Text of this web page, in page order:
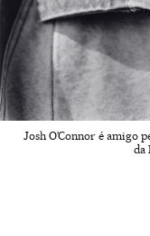
Josh O’Connor é amigo
da